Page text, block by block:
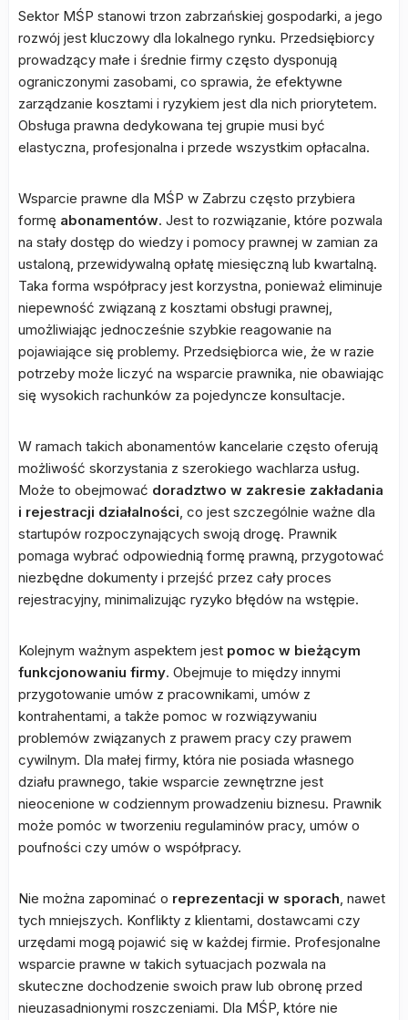
Sektor MŚP stanowi trzon zabrzańskiej gospodarki, a jego
rozwój jest kluczowy dla lokalnego rynku. Przedsiębiorcy
prowadzący małe i średnie firmy często dysponują
ograniczonymi zasobami, co sprawia, że efektywne
zarządzanie kosztami i ryzykiem jest dla nich priorytetem.
Obsługa prawna dedykowana tej grupie musi być
elastyczna, profesjonalna i przede wszystkim opłacalna.
Wsparcie prawne dla MŚP w Zabrzu często przybiera
formę abonamentów. Jest to rozwiązanie, które pozwala
na stały dostęp do wiedzy i pomocy prawnej w zamian za
ustaloną, przewidywalną opłatę miesięczną lub kwartalną.
Taka forma współpracy jest korzystna, ponieważ eliminuje
niepewność związaną z kosztami obsługi prawnej,
umożliwiając jednocześnie szybkie reagowanie na
pojawiające się problemy. Przedsiębiorca wie, że w razie
potrzeby może liczyć na wsparcie prawnika, nie obawiając
się wysokich rachunków za pojedyncze konsultacje.
W ramach takich abonamentów kancelarie często oferują
możliwość skorzystania z szerokiego wachlarza usług.
Może to obejmować doradztwo w zakresie zakładania
i rejestracji działalności, co jest szczególnie ważne dla
startupów rozpoczynających swoją drogę. Prawnik
pomaga wybrać odpowiednią formę prawną, przygotować
niezbędne dokumenty i przejść przez cały proces
rejestracyjny, minimalizując ryzyko błędów na wstępie.
Kolejnym ważnym aspektem jest pomoc w bieżącym
funkcjonowaniu firmy. Obejmuje to między innymi
przygotowanie umów z pracownikami, umów z
kontrahentami, a także pomoc w rozwiązywaniu
problemów związanych z prawem pracy czy prawem
cywilnym. Dla małej firmy, która nie posiada własnego
działu prawnego, takie wsparcie zewnętrzne jest
nieocenione w codziennym prowadzeniu biznesu. Prawnik
może pomóc w tworzeniu regulaminów pracy, umów o
poufności czy umów o współpracy.
Nie można zapominać o reprezentacji w sporach, nawet
tych mniejszych. Konflikty z klientami, dostawcami czy
urzędami mogą pojawić się w każdej firmie. Profesjonalne
wsparcie prawne w takich sytuacjach pozwala na
skuteczne dochodzenie swoich praw lub obronę przed
nieuzasadnionymi roszczeniami. Dla MŚP, które nie